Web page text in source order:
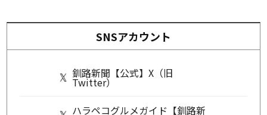
SNSアカウント
釧路新聞【公式】X（旧
Twitter）
ハラペコグルメガイド【釧路新